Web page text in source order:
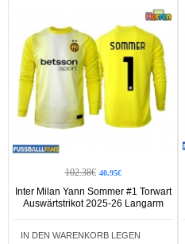
102.38€ 40.95€
Inter Milan Yann Sommer #1 Torwart
Auswärtstrikot 2025-26 Langarm
IN DEN WARENKORB LEGEN